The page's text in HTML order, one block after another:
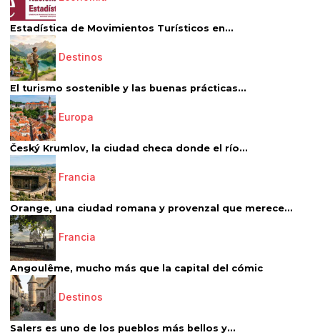
Estadística de Movimientos Turísticos en...
Destinos
El turismo sostenible y las buenas prácticas...
Europa
Český Krumlov, la ciudad checa donde el río...
Francia
Orange, una ciudad romana y provenzal que merece...
Francia
Angoulême, mucho más que la capital del cómic
Destinos
Salers es uno de los pueblos más bellos y...